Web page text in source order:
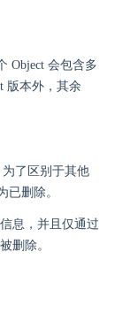
Object 会包含多
版本外，其余
为了区别于其他
已删除。
息，并且仅通过
删除。